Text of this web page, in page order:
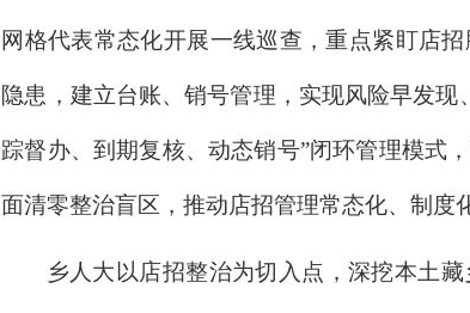
网格代表常态化开展一线巡查，重点紧盯店
隐患，建立台账、销号管理，实现风险早发现
踪督办、到期复核、动态销号”闭环管理模式
面清零整治盲区，推动店招管理常态化、制度
乡人大以店招整治为切入点，深挖本土